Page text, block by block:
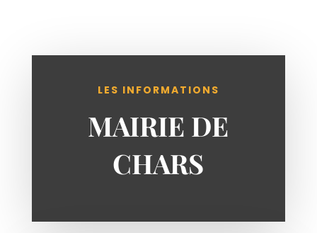
LES INFORMATIONS
MAIRIE DE
CHARS